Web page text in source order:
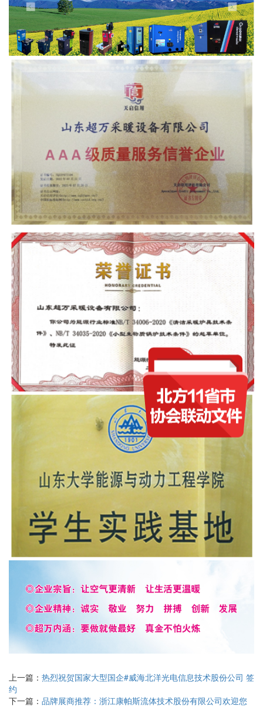
上一篇： 热烈祝贺国家大型国企#威海北洋光电信息技术股份公司 签
约
下一篇： 品牌展商推荐：浙江康帕斯流体技术股份有限公司欢迎您